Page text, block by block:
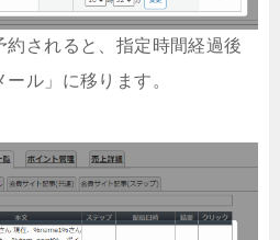
約されると、指定時間経過後
ル」に移ります。